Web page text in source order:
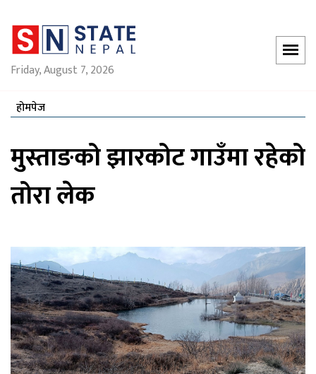
Friday, August 7, 2026
होमपेज
मुस्ताङको झारकोट गाउँमा रहेको
तोरा लेक